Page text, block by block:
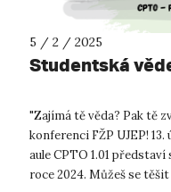
5 / 2 / 2025
Studentská
"Zajímá tě věda? Pak tě
konferenci FŽP UJEP!
aule CPTO 1.01
roce 2024. Můžeš se